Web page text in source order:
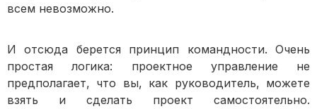
всем невозможно.
И отсюда берется принцип командности. Очень
простая логика: проектное управление не
предполагает, что вы, как руководитель, можете
взять и сделать проект самостоятельно.